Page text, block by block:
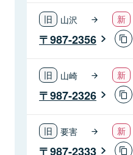
山沢
987-2356
山崎
987-2326
要害
987-2333